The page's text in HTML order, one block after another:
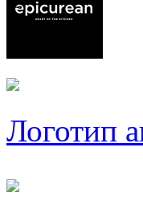
Логотип